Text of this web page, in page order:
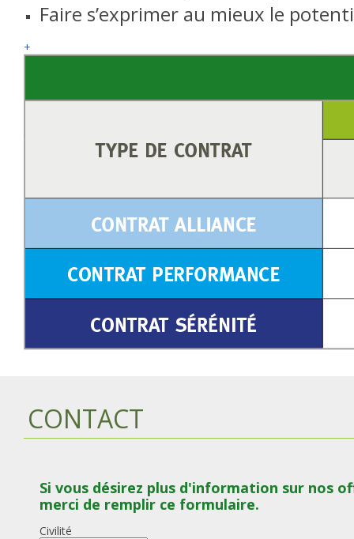
Faire s’exprimer au mieux le
+
CONTACT
Si vous désirez plus d'information sur nos
merci de remplir ce formulaire.
Civilité